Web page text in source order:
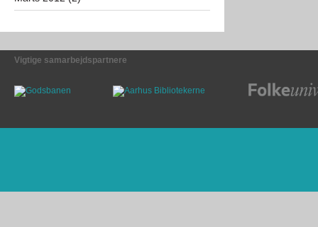
Vigtige samarbejdspartnere